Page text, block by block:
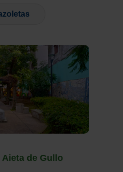
Aieta de Gullo